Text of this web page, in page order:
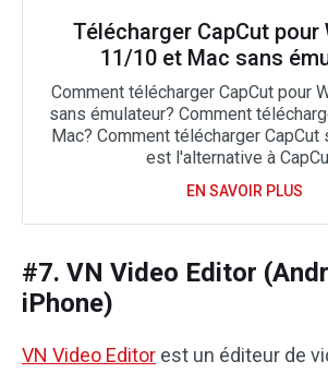
Télécharger CapCut pour
11/10 et Mac sans
Comment télécharger CapCut pour
sans émulateur? Comment
Mac? Comment télécharger CapCut
est l'alternative à
EN SAVOIR PLUS
#7. VN Video Editor
iPhone)
VN Video Editor est un éditeur de